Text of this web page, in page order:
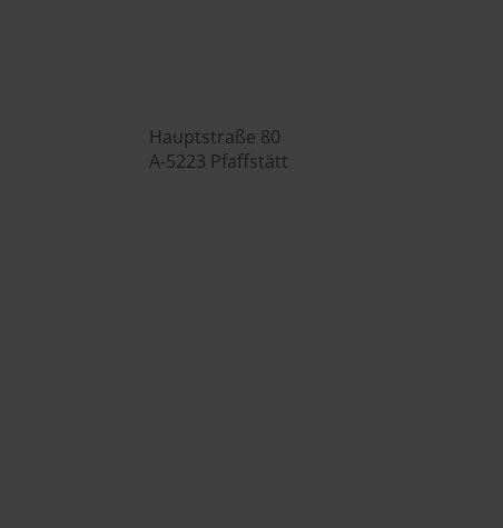
Hauptstraße 80
A-5223 Pfaffstätt